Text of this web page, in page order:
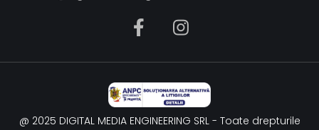
@ 2025 DIGITAL MEDIA ENGINEERING SRL - Toate drepturile